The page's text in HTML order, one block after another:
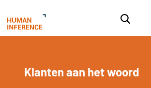
Klanten aan het woord